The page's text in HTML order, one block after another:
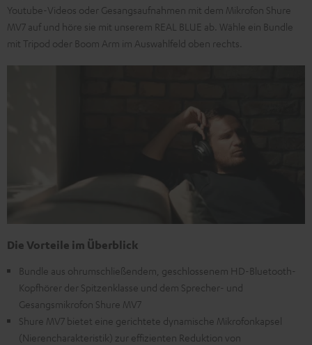
Youtube-Videos oder Gesangsaufnahmen mit dem Mikrofon Shure
MV7 auf und höre sie mit unserem REAL BLUE ab. Wähle ein Bundle
mit Tripod oder Boom Arm im Auswahlfeld oben rechts.
Die Vorteile im Überblick
Bundle aus ohrumschließendem, geschlossenem HD-Bluetooth-
Kopfhörer der Spitzenklasse und dem Sprecher- und
Gesangsmikrofon Shure MV7
Shure MV7 bietet eine gerichtete dynamische Mikrofonkapsel
(Nierencharakteristik) zur effizienten Reduktion von